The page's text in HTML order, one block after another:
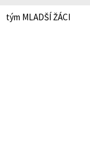
tým MLADŠÍ ŽÁCI